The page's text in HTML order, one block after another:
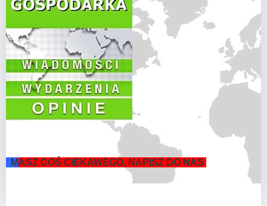
MASZ COŚ CIEKAWEGO, NAPISZ DO NAS